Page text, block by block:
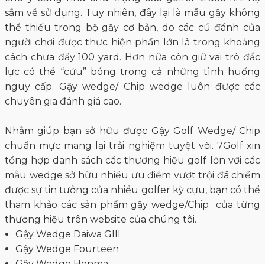
sắm về sử dụng. Tuy nhiên, đây lại là mẫu gậy không
thể thiếu trong bộ gậy cơ bản, do các cú đánh của
người chơi được thực hiện phần lớn là trong khoảng
cách chưa đầy 100 yard. Hơn nữa còn giữ vai trò đắc
lực có thể “cứu” bóng trong cả những tình huống
nguy cấp. Gậy wedge/ Chip wedge luôn được các
chuyên gia đánh giá cao.
Nhằm giúp bạn sở hữu được Gậy Golf Wedge/ Chip
chuẩn mực mang lại trải nghiệm tuyệt vời. 7Golf xin
tổng hợp danh sách các thương hiệu golf lớn với các
mẫu wedge sở hữu nhiều ưu điểm vượt trội đã chiếm
được sự tin tưởng của nhiều golfer kỳ cựu, bạn có thể
tham khảo các sản phẩm gậy wedge/Chip của từng
thương hiệu trên website của chúng tôi.
Gậy Wedge Daiwa GIII
Gậy Wedge Fourteen